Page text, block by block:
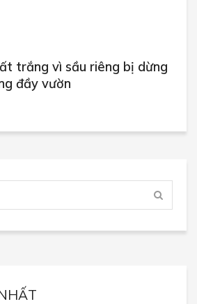
trắng vì sầu riêng bị dừng
đầy vườn